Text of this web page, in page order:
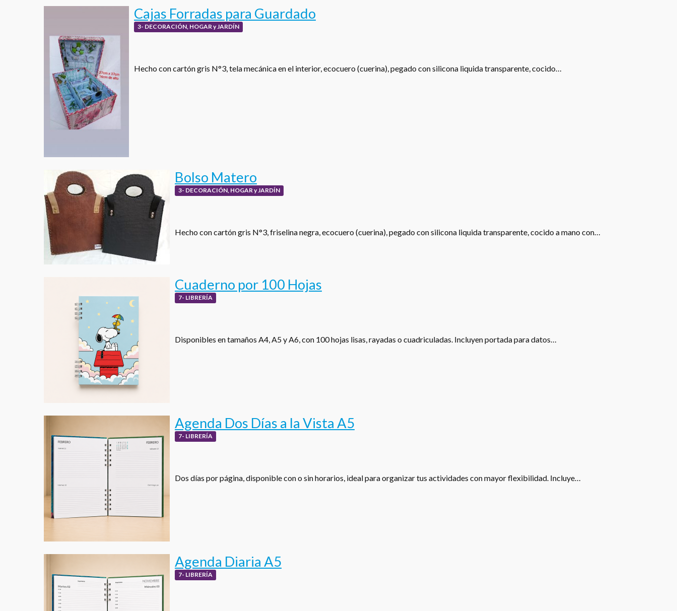
Cajas Forradas para Guardado
3- DECORACIÓN, HOGAR y JARDÍN
Hecho con cartón gris N°3, tela mecánica en el interior, ecocuero (cuerina), pegado con silicona liquida transparente, cocido…
Bolso Matero
3- DECORACIÓN, HOGAR y JARDÍN
Hecho con cartón gris N°3, friselina negra, ecocuero (cuerina), pegado con silicona liquida transparente, cocido a mano con…
Cuaderno por 100 Hojas
7- LIBRERÍA
Disponibles en tamaños A4, A5 y A6, con 100 hojas lisas, rayadas o cuadriculadas. Incluyen portada para datos…
Agenda Dos Días a la Vista A5
7- LIBRERÍA
Dos días por página, disponible con o sin horarios, ideal para organizar tus actividades con mayor flexibilidad. Incluye…
Agenda Diaria A5
7- LIBRERÍA